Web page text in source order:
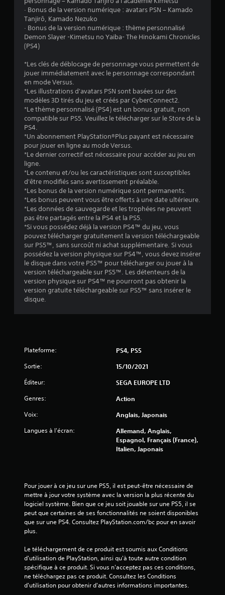
e
s
s
u
r
(
1
6
7
0
1
a
v
i
· Bonus de la version numérique : avatars PSN – Kamado
Tanjirô, Kamado Nezuko
· Bonus de la version numérique : thème personnalisé
Demon Slayer -Kimetsu no Yaiba- The Hinokami Chronicles
(PS4)
*Les clés de déblocage de personnage vous permettent de
jouer immédiatement avec le personnage correspondant
en mode Versus.
*Les illustrations d'avatars PSN sont basées sur des
modèles 3D tirés du jeu et créés par CyberConnect2.
*Le thème personnalisé (PS4) est un bonus gratuit, non
compatible sur PS5. Veuillez le télécharger sur le Store de la
PS4.
*Un abonnement PlayStation®Plus payant est nécessaire
pour jouer en ligne au mode Versus.
*Le dernier correctif est nécessaire pour accéder au jeu en
ligne.
*Le contenu et/ou les caractéristiques sont susceptibles
d'être modifiés sans avertissement préalable.
*Les bonus de la version numérique sont permanents.
*Les bonus peuvent vous être offerts à une date ultérieure.
*Les données de sauvegarde et les trophées ne peuvent
pas être partagés entre la PS4 et la PS5.
*Si vous possédez déjà la version PS4™ du jeu, vous
pouvez télécharger gratuitement la version téléchargeable
sur PS5™, sans surcoût ni achat supplémentaire. Si vous
possédez la version physique sur PS4™, vous devez insérer
le disque dans votre PS5™ pour télécharger ou jouer à la
version téléchargeable sur PS5™. Les détenteurs de la
version physique sur PS4™ ne pourront pas obtenir la
version gratuite téléchargeable sur PS5™ sans insérer le
disque.
Plateforme: PS4, PS5
Sortie: 15/10/2021
Éditeur: SEGA EUROPE LTD
Genres: Action
Voix: Anglais, Japonais
Langues à l'écran:
Allemand, Anglais,
Espagnol, Français (France),
Italien, Japonais
Pour jouer à ce jeu sur une PS5, il est peut-être nécessaire de
mettre à jour votre système avec la version la plus récente du
logiciel système. Bien que ce jeu soit jouable sur une PS5, il se
peut que certaines de ses fonctionnalités ne soient disponibles
que sur une PS4. Consultez PlayStation.com/bc pour en savoir
plus.
Le téléchargement de ce produit est soumis aux Conditions
d'utilisation de PlayStation, ainsi qu'à toute autre condition
spécifique à ce produit. Si vous n'acceptez pas ces conditions,
ne téléchargez pas ce produit. Consultez les Conditions
d'utilisation pour obtenir d'autres informations importantes.